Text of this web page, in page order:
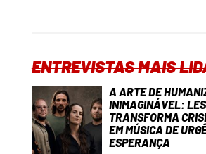
ENTREVISTAS MAIS
A ARTE DE
INIMAGINÁVEL:
TRANSFORMA
EM MÚSICA DE
ESPERANÇA